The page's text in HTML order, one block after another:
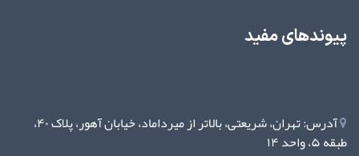
پیوندهای مفید
آدرس: تهران، شریعتی، بالاتر از میرداماد، خیابان آهور، پلاک ۴۰،
طبقه ۵، واحد ۱۴